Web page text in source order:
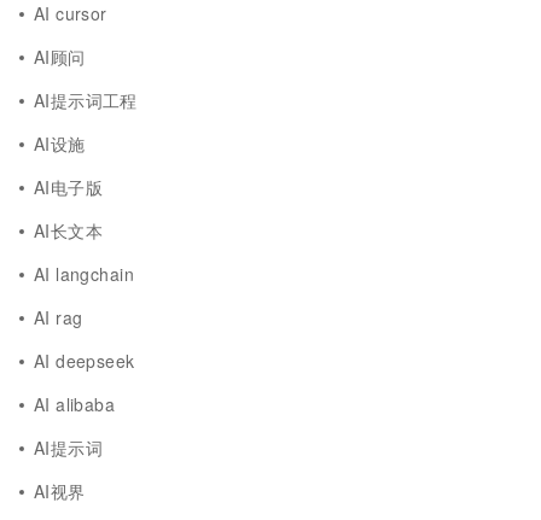
AI cursor
AI顾问
AI提示词工程
AI设施
AI电子版
AI长文本
AI langchain
AI rag
AI deepseek
AI alibaba
AI提示词
AI视界